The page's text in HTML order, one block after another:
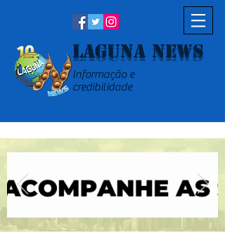
Laguna News
Informação e
credibilidade